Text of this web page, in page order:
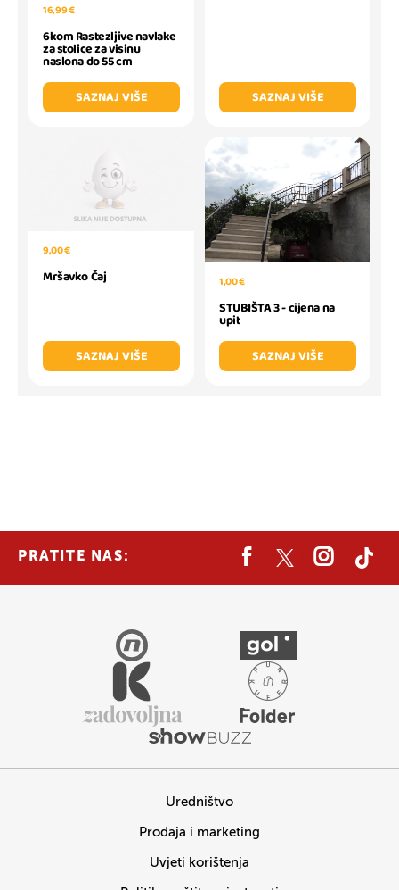
16,99 €
6kom Rastezljive navlake
za stolice za visinu
naslona do 55 cm
SAZNAJ VIŠE
SAZNAJ VIŠE
9,00 €
Mršavko Čaj
SAZNAJ VIŠE
1,00 €
STUBIŠTA 3 - cijena na
upit
SAZNAJ VIŠE
PRATITE NAS:
Uredništvo
Prodaja i marketing
Uvjeti korištenja